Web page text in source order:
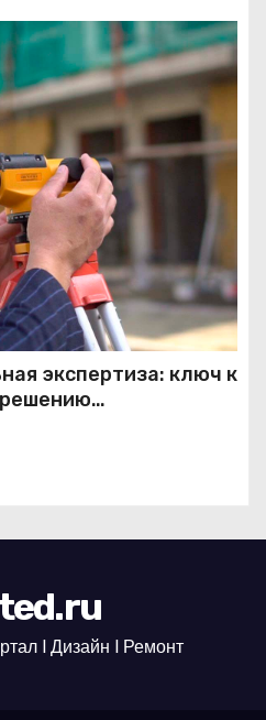
экспертиза: ключ к
l Дизайн l Ремонт